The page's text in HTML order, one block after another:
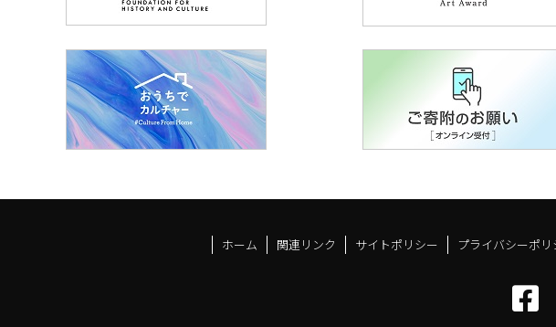
ホーム 関連リンク サイトポリシー プライバシーポリ